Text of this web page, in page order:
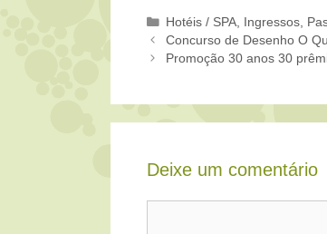
Categorias
Hotéis / SPA Ingressos
Concurso de Desenho O
Promoção 30 anos 30
Deixe um comentário